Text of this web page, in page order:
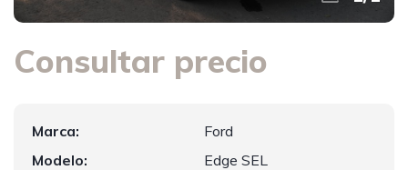
Consultar precio
Marca:
Ford
Modelo:
Edge SEL